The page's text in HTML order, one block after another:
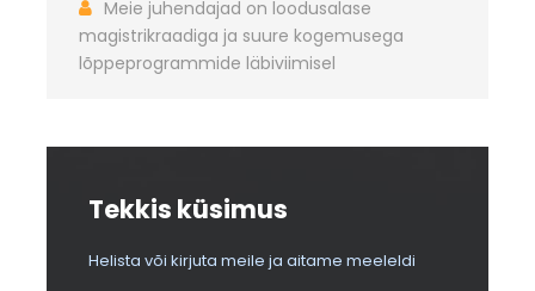
Meie juhendajad on loodusalase
magistrikraadiga ja suure kogemusega
lõppeprogrammide läbiviimisel
Tekkis küsimus
Helista või kirjuta meile ja aitame meeleldi
Õppemeetod:
Seos riikliku õppekavaga: